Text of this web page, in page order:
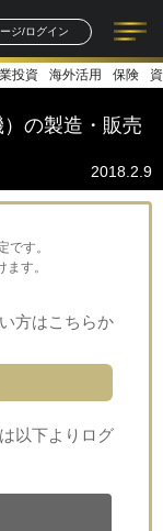
ジ/ログイン
記事一覧 連載一覧
著者一覧 書籍一覧
投資 海外活用 保険
の製造・販売
2018.2.9
です。
す。
方はこちらか
以下よりログ